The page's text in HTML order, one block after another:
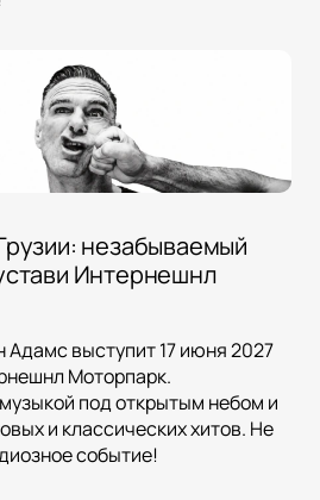
незабываемый
Интернешнл
Адамс выступит 17 июня 2027
Моторпарк.
под открытым небом и
и классических хитов. Не
событие!